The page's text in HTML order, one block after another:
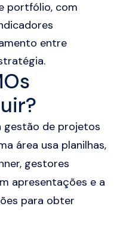
portfólio, com
entre
gestão de projetos
área usa planilhas,
gestores
apresentações e a
para obter